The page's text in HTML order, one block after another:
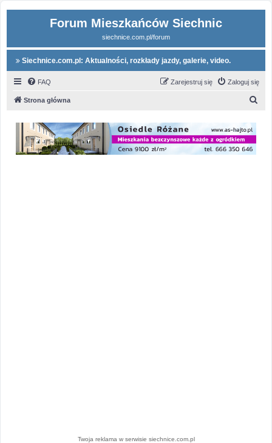
Forum Mieszkańców Siechnic
siechnice.com.pl/forum
Siechnice.com.pl: Aktualności, rozkłady jazdy, galerie, video.
FAQ Zaloguj się
Zarejestruj się
Strona główna
Twoja reklama w serwisie siechnice.com.pl